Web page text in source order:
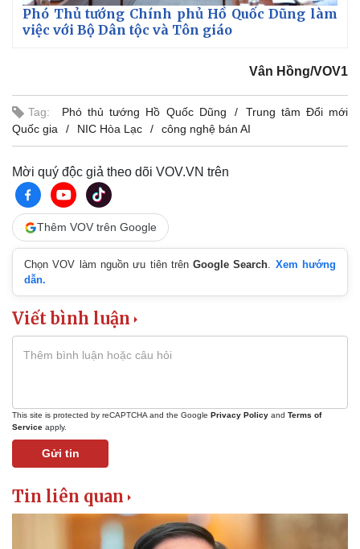
Pháp luật
Quân sự - Quốc phòng
Phó Thủ tướng Chính phủ Hồ Quốc Dũng làm
việc với Bộ Dân tộc và Tôn giáo
Vân Hồng/VOV1
Tag: Phó thủ tướng Hồ Quốc Dũng
Trung tâm Đổi mới
Quốc gia
NIC Hòa Lạc công nghệ bán AI
Mời quý độc giả theo dõi VOV.VN trên
Thêm VOV trên Google
Chọn VOV làm nguồn ưu tiên trênGoogle Search. Xem hướng
dẫn.
Viết bình luận
This site is protected by reCAPTCHA and the Google Privacy Policy and Terms of
Service apply.
Gửi tin
Tin liên quan